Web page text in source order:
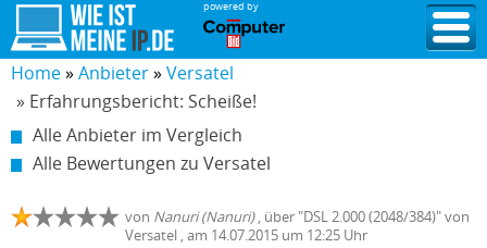
powered by
Home Anbieter
Versatel
» Erfahrungsbericht: Scheiße!
Alle Anbieter im Vergleich
Alle Bewertungen zu Versatel
von Nanuri (Nanuri), über "DSL 2.000 (2048/384)" von
Versatel , am 14.07.2015 um 12:25 Uhr